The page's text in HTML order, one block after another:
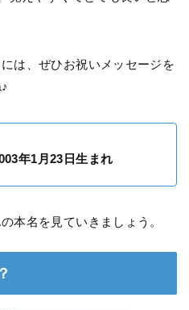
は、ぜひお祝いメッセージを
年1月23日生まれ
本名を見ていきましょう。